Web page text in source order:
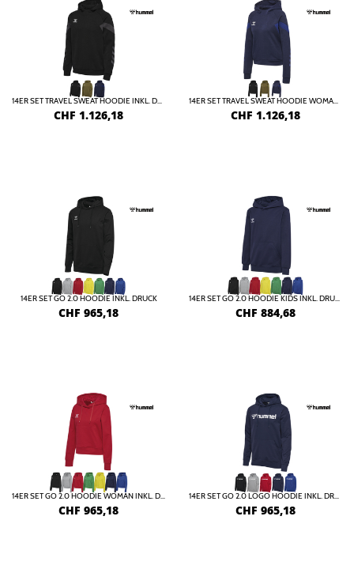
14ER SET TRAVEL SWEAT HOODIE INKL. DRUCK
CHF 1.126,18
14ER SET TRAVEL SWEAT HOODIE WOMAN INKL. DRUCK
CHF 1.126,18
14ER SET GO 2.0 HOODIE INKL. DRUCK
CHF 965,18
14ER SET GO 2.0 HOODIE KIDS INKL. DRUCK
CHF 884,68
14ER SET GO 2.0 HOODIE WOMAN INKL. DRUCK
CHF 965,18
14ER SET GO 2.0 LOGO HOODIE INKL. DRUCK
CHF 965,18